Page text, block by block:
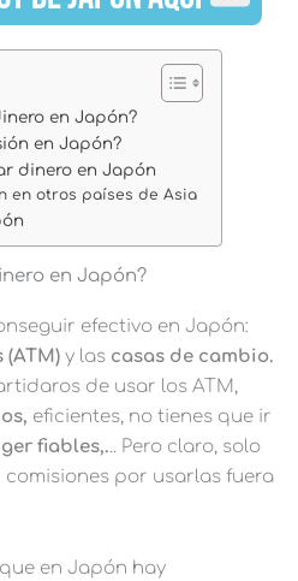
en Japón?
en Japón?
dinero en Japón
en otros países de Asia
en Japón?
efectivo en Japón:
y las casas de cambio.
de usar los ATM,
eficientes, no tienes que ir
fiables,... Pero claro, solo
comisiones por usarlas fuera
en Japón hay